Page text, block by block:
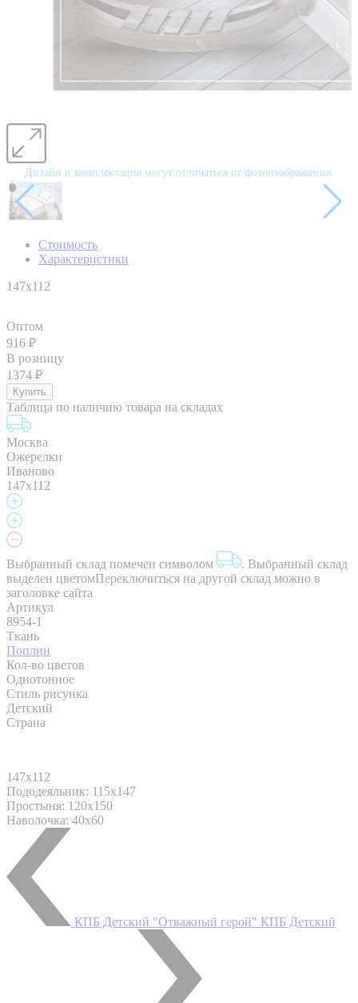
Дизайн и комплектация могут отличаться от фотоизображения.
Стоимость
Характеристики
147х112
Оптом
916 ₽
В розницу
1374 ₽
Таблица по наличию товара на складах
Москва
Ожерелки
Иваново
147х112
Выбранный склад помечен символом . Выбранный склад
выделен цветомПереключиться на другой склад можно в
заголовке сайта
Артикул
8954-1
Ткань
Поплин
Кол-во цветов
Однотонное
Стиль рисунка
Детский
Страна
147х112
Пододеяльник: 115x147
Простыня: 120x150
Наволочка: 40x60
КПБ Детский "Отважный герой" КПБ Детский